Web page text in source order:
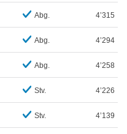
Abg. 4’315
Abg. 4’294
Abg. 4’258
Stv. 4’226
Stv. 4’139